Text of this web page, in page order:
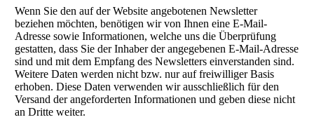
Wenn Sie den auf der Website angebotenen Newsletter
beziehen möchten, benötigen wir von Ihnen eine E-Mail-
Adresse sowie Informationen, welche uns die Überprüfung
gestatten, dass Sie der Inhaber der angegebenen E-Mail-Adresse
sind und mit dem Empfang des Newsletters einverstanden sind.
Weitere Daten werden nicht bzw. nur auf freiwilliger Basis
erhoben. Diese Daten verwenden wir ausschließlich für den
Versand der angeforderten Informationen und geben diese nicht
an Dritte weiter.